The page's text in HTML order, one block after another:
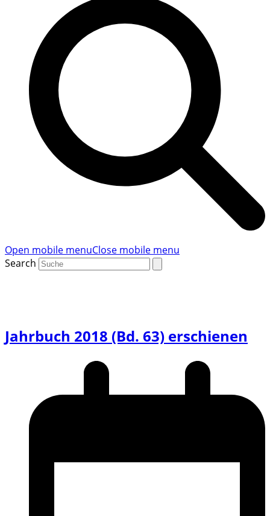
Open mobile menuClose mobile menu
Search
Jahrbuch 2018 (Bd. 63) erschienen